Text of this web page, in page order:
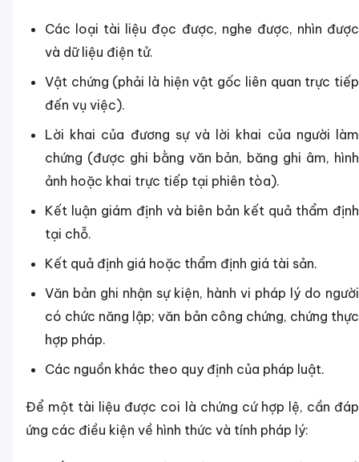
Các loại tài liệu đọc được, nghe được, nhìn được
và dữ liệu điện tử.
Vật chứng (phải là hiện vật gốc liên quan trực tiếp
đến vụ việc).
Lời khai của đương sự và lời khai của người làm
chứng (được ghi bằng văn bản, băng ghi âm, hình
ảnh hoặc khai trực tiếp tại phiên tòa).
Kết luận giám định và biên bản kết quả thẩm định
tại chỗ.
Kết quả định giá hoặc thẩm định giá tài sản.
Văn bản ghi nhận sự kiện, hành vi pháp lý do người
có chức năng lập; văn bản công chứng, chứng thực
hợp pháp.
Các nguồn khác theo quy định của pháp luật.
Để một tài liệu được coi là chứng cứ hợp lệ, cần đáp
ứng các điều kiện về hình thức và tính pháp lý: